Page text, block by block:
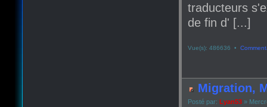
traducteurs
de fin d' [...]
Vue(s): 486636 •
Migration,
Posté par: Lyan53 »